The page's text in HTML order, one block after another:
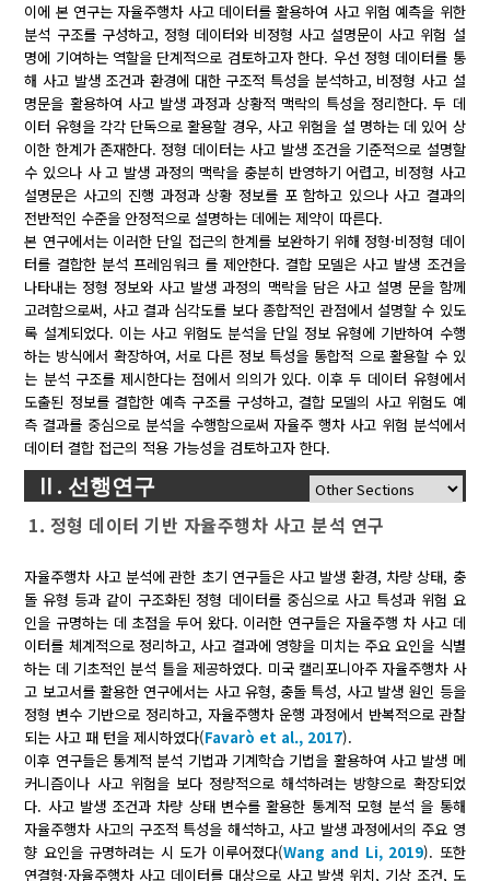
이에 본 연구는 자율주행차 사고 데이터를 활용하여 사고 위험 예측을 위한
분석 구조를 구성하고, 정형 데이터와 비정형 사고 설명문이 사고 위험 설
명에 기여하는 역할을 단계적으로 검토하고자 한다. 우선 정형 데이터를 통
해 사고 발생 조건과 환경에 대한 구조적 특성을 분석하고, 비정형 사고 설
명문을 활용하여 사고 발생 과정과 상황적 맥락의 특성을 정리한다. 두 데
이터 유형을 각각 단독으로 활용할 경우, 사고 위험을 설 명하는 데 있어 상
이한 한계가 존재한다. 정형 데이터는 사고 발생 조건을 기준적으로 설명할
수 있으나 사 고 발생 과정의 맥락을 충분히 반영하기 어렵고, 비정형 사고
설명문은 사고의 진행 과정과 상황 정보를 포 함하고 있으나 사고 결과의
전반적인 수준을 안정적으로 설명하는 데에는 제약이 따른다.
본 연구에서는 이러한 단일 접근의 한계를 보완하기 위해 정형·비정형 데이
터를 결합한 분석 프레임워크 를 제안한다. 결합 모델은 사고 발생 조건을
나타내는 정형 정보와 사고 발생 과정의 맥락을 담은 사고 설명 문을 함께
고려함으로써, 사고 결과 심각도를 보다 종합적인 관점에서 설명할 수 있도
록 설계되었다. 이는 사고 위험도 분석을 단일 정보 유형에 기반하여 수행
하는 방식에서 확장하여, 서로 다른 정보 특성을 통합적 으로 활용할 수 있
는 분석 구조를 제시한다는 점에서 의의가 있다. 이후 두 데이터 유형에서
도출된 정보를 결합한 예측 구조를 구성하고, 결합 모델의 사고 위험도 예
측 결과를 중심으로 분석을 수행함으로써 자율주 행차 사고 위험 분석에서
데이터 결합 접근의 적용 가능성을 검토하고자 한다.
Ⅱ. 선행연구
1. 정형 데이터 기반 자율주행차 사고 분석 연구
자율주행차 사고 분석에 관한 초기 연구들은 사고 발생 환경, 차량 상태, 충
돌 유형 등과 같이 구조화된 정형 데이터를 중심으로 사고 특성과 위험 요
인을 규명하는 데 초점을 두어 왔다. 이러한 연구들은 자율주행 차 사고 데
이터를 체계적으로 정리하고, 사고 결과에 영향을 미치는 주요 요인을 식별
하는 데 기초적인 분석 틀을 제공하였다. 미국 캘리포니아주 자율주행차 사
고 보고서를 활용한 연구에서는 사고 유형, 충돌 특성, 사고 발생 원인 등을
정형 변수 기반으로 정리하고, 자율주행차 운행 과정에서 반복적으로 관찰
되는 사고 패 턴을 제시하였다(Favarò et al., 2017).
이후 연구들은 통계적 분석 기법과 기계학습 기법을 활용하여 사고 발생 메
커니즘이나 사고 위험을 보다 정량적으로 해석하려는 방향으로 확장되었
다. 사고 발생 조건과 차량 상태 변수를 활용한 통계적 모형 분석 을 통해
자율주행차 사고의 구조적 특성을 해석하고, 사고 발생 과정에서의 주요 영
향 요인을 규명하려는 시 도가 이루어졌다(Wang and Li, 2019). 또한
연결형·자율주행차 사고 데이터를 대상으로 사고 발생 위치, 기상 조건, 도